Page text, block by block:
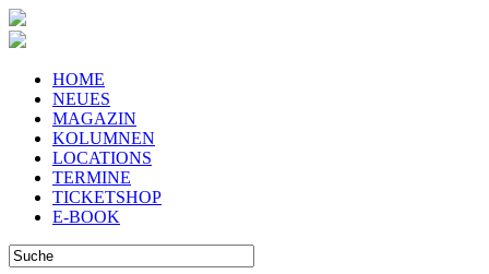
HOME
NEUES
MAGAZIN
KOLUMNEN
LOCATIONS
TERMINE
TICKETSHOP
E-BOOK